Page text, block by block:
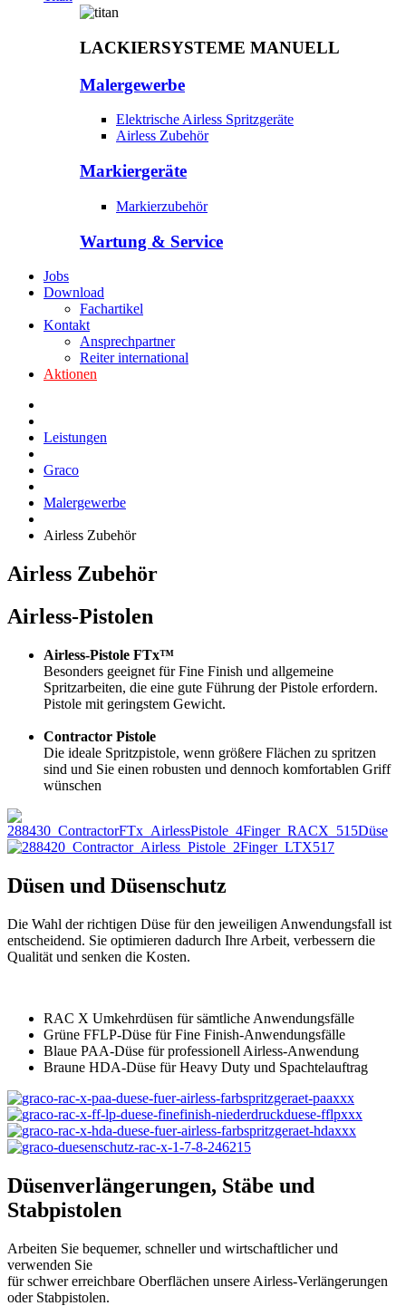
LACKIERSYSTEME MANUELL
Malergewerbe
Elektrische Airless Spritzgeräte
Airless Zubehör
Markiergeräte
Markierzubehör
Wartung & Service
Jobs
Download
Fachartikel
Kontakt
Ansprechpartner
Reiter international
Aktionen
Leistungen
Graco
Malergewerbe
Airless Zubehör
Airless Zubehör
Airless-Pistolen
Airless-Pistole FTx™
Besonders geeignet für Fine Finish und allgemeine
Spritzarbeiten, die eine gute Führung der Pistole erfordern.
Pistole mit geringstem Gewicht.
Contractor Pistole
Die ideale Spritzpistole, wenn größere Flächen zu spritzen
sind und Sie einen robusten und dennoch komfortablen Griff
wünschen
Düsen und Düsenschutz
Die Wahl der richtigen Düse für den jeweiligen Anwendungsfall ist
entscheidend. Sie optimieren dadurch Ihre Arbeit, verbessern die
Qualität und senken die Kosten.
RAC X Umkehrdüsen für sämtliche Anwendungsfälle
Grüne FFLP-Düse für Fine Finish-Anwendungsfälle
Blaue PAA-Düse für professionell Airless-Anwendung
Braune HDA-Düse für Heavy Duty und Spachtelauftrag
Düsenverlängerungen, Stäbe und
Stabpistolen
Arbeiten Sie bequemer, schneller und wirtschaftlicher und
verwenden Sie
für schwer erreichbare Oberflächen unsere Airless-Verlängerungen
oder Stabpistolen.